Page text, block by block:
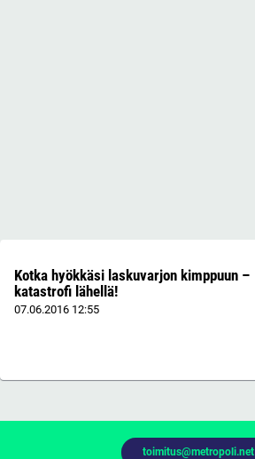
Kotka hyökkäsi laskuvarjon kimppuun –
katastrofi lähellä!
07.06.2016 12:55
toimitus@metropoli.net